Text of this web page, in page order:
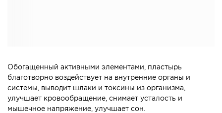
Обогащенный активными элементами, пластырь
благотворно воздействует на внутренние органы и
системы, выводит шлаки и токсины из организма,
улучшает кровообращение, снимает усталость и
мышечное напряжение, улучшает сон.